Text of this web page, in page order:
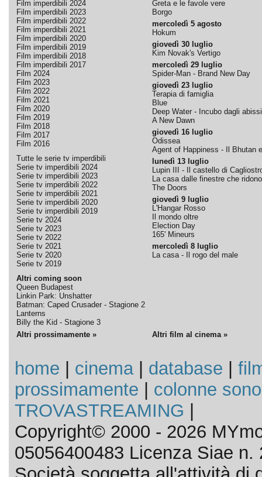
Film imperdibili 2024
Film imperdibili 2023
Film imperdibili 2022
Film imperdibili 2021
Film imperdibili 2020
Film imperdibili 2019
Film imperdibili 2018
Film imperdibili 2017
Film 2024
Film 2023
Film 2022
Film 2021
Film 2020
Film 2019
Film 2018
Film 2017
Film 2016
Tutte le serie tv imperdibili
Serie tv imperdibili 2024
Serie tv imperdibili 2023
Serie tv imperdibili 2022
Serie tv imperdibili 2021
Serie tv imperdibili 2020
Serie tv imperdibili 2019
Serie tv 2024
Serie tv 2023
Serie tv 2022
Serie tv 2021
Serie tv 2020
Serie tv 2019
Altri coming soon
Queen Budapest
Linkin Park: Unshatter
Batman: Caped Crusader - Stagione 2
Lanterns
Billy the Kid - Stagione 3
Greta e le favole vere
Borgo
mercoledì 5 agosto
Hokum
giovedì 30 luglio
Kim Novak's Vertigo
mercoledì 29 luglio
Spider-Man - Brand New Day
giovedì 23 luglio
Terapia di famiglia
Blue
Deep Water - Incubo dagli abissi
A New Dawn
giovedì 16 luglio
Odissea
Agent of Happiness - Il Bhutan
lunedì 13 luglio
Lupin III - Il castello di
La casa dalle finestre che ridono
The Doors
giovedì 9 luglio
L'Hangar Rosso
Il mondo oltre
Election Day
165' Mineurs
mercoledì 8 luglio
La casa - Il rogo del male
Altri prossimamente » Altri film al cinema »
home cinema| database
prossimamente
colonne
TROVASTREAMING
Copyright© 2000 - 2026
05056400483 Licenza Siae n.